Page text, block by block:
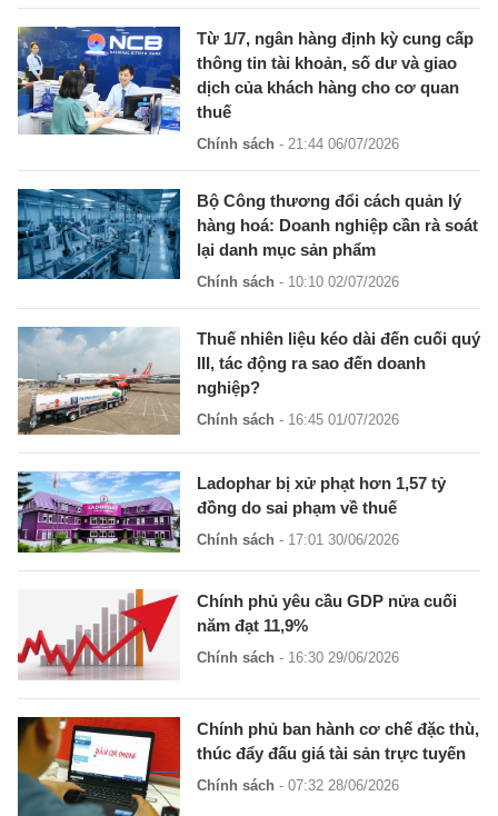
Từ 1/7, ngân hàng định kỳ cung cấp
thông tin tài khoản, số dư và giao
dịch của khách hàng cho cơ quan
thuế
Chính sách - 21:44 06/07/2026
Bộ Công thương đổi cách quản lý
hàng hoá: Doanh nghiệp cần rà soát
lại danh mục sản phẩm
Chính sách - 10:10 02/07/2026
Thuế nhiên liệu kéo dài đến cuối quý
III, tác động ra sao đến doanh
nghiệp?
Chính sách - 16:45 01/07/2026
Ladophar bị xử phạt hơn 1,57 tỷ
đồng do sai phạm về thuế
Chính sách - 17:01 30/06/2026
Chính phủ yêu cầu GDP nửa cuối
năm đạt 11,9%
Chính sách - 16:30 29/06/2026
Chính phủ ban hành cơ chế đặc thù,
thúc đẩy đấu giá tài sản trực tuyến
Chính sách - 07:32 28/06/2026